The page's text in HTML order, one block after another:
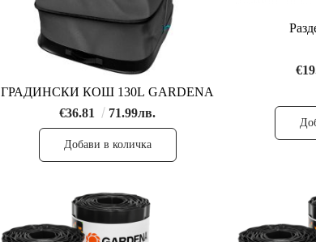
ГРАДИНСКИ КОШ 130L GARDENA
€36.81
71.99лв.